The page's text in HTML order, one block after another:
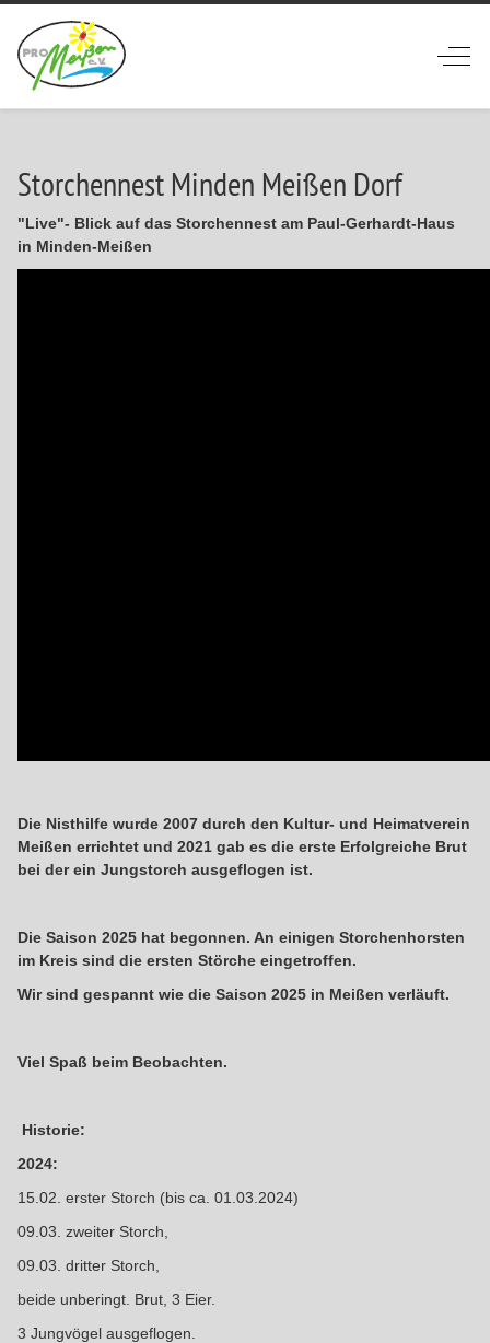
Off-
Storchennest Minden Meißen Dorf
"Live"- Blick auf das Storchennest am Paul-Gerhardt-Haus
in Minden-Meißen
Die Nisthilfe wurde 2007 durch den Kultur- und Heimatverein
Meißen errichtet und 2021 gab es die erste Erfolgreiche Brut
bei der ein Jungstorch ausgeflogen ist.
Die Saison 2025 hat begonnen. An einigen Storchenhorsten
im Kreis sind die ersten Störche eingetroffen.
Wir sind gespannt wie die Saison 2025 in Meißen verläuft.
Viel Spaß beim Beobachten.
Historie:
2024:
15.02. erster Storch (bis ca. 01.03.2024)
09.03. zweiter Storch,
09.03. dritter Storch,
beide unberingt. Brut, 3 Eier.
3 Jungvögel ausgeflogen.